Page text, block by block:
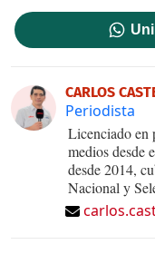
CARLOS
Periodista
Licenciado en
medios desde
desde 2014,
Nacional y